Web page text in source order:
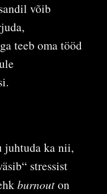
võib
teeb oma tööd
juhtuda ka nii,
stressist
burnouton